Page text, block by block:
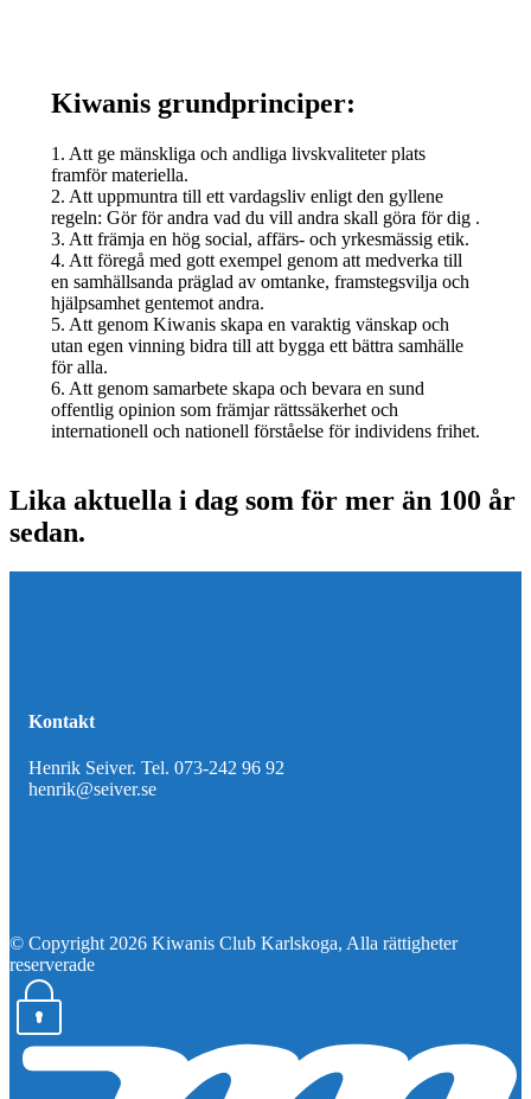
Kiwanis grundprinciper:
1. Att ge mänskliga och andliga livskvaliteter plats
framför materiella.
2. Att uppmuntra till ett vardagsliv enligt den gyllene
regeln: Gör för andra vad du vill andra skall göra för dig .
3. Att främja en hög social, affärs- och yrkesmässig etik.
4. Att föregå med gott exempel genom att medverka till
en samhällsanda präglad av omtanke, framstegsvilja och
hjälpsamhet gentemot andra.
5. Att genom Kiwanis skapa en varaktig vänskap och
utan egen vinning bidra till att bygga ett bättra samhälle
för alla.
6. Att genom samarbete skapa och bevara en sund
offentlig opinion som främjar rättssäkerhet och
internationell och nationell förståelse för individens frihet.
Lika aktuella i dag som för mer än 100 år
sedan.
Kontakt
Henrik Seiver. Tel. 073-242 96 92
henrik@seiver.se
© Copyright 2026 Kiwanis Club Karlskoga, Alla rättigheter
reserverade